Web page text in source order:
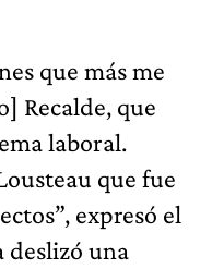
que más me
Recalde, que
laboral.
que fue
expresó el
deslizó una